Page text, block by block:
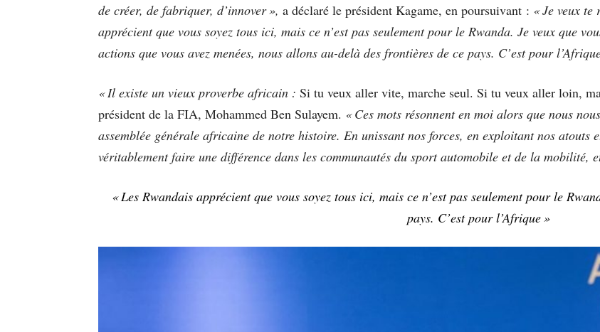
de créer, de fabriquer, d’innover », a déclaré le président Kagame, en poursuivant : « Je veux
apprécient que vous soyez tous ici, mais ce n’est pas seulement pour le Rwanda. Je veux que
actions que vous avez menées, nous allons au-delà des frontières de ce pays. C’est pour
« Il existe un vieux proverbe africain : Si tu veux aller vite, marche seul. Si tu veux aller loin,
président de la FIA, Mohammed Ben Sulayem. « Ces mots résonnent en moi alors que nous
assemblée générale africaine de notre histoire. En unissant nos forces, en exploitant nos atouts
véritablement faire une différence dans les communautés du sport automobile et de la mobilité,
« Les Rwandais apprécient que vous soyez tous ici, mais ce n’est pas seulement pour le
pays. C’est pour l’Afrique »